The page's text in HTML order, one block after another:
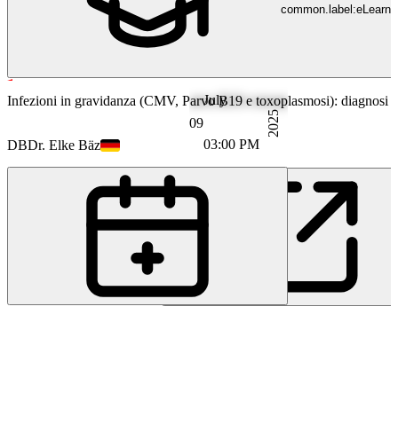
Ginecologia e Ostetricia
09
July
03:00 PM
2025
Infezioni in gravidanza (CMV, Parvo B19 e toxoplasmosi): diagnosi
DBDr. Elke Bäz